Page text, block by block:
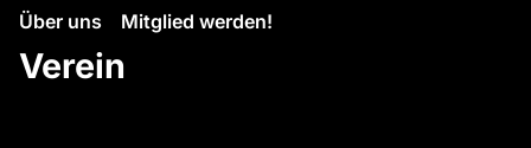
Über uns Mitglied werden!
Verein